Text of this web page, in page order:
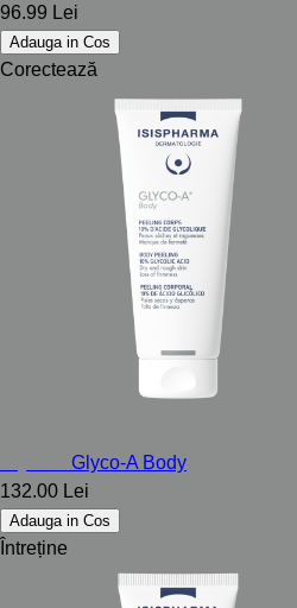
96.99 Lei
Adauga in Cos
Corectează
Glyco-A Body
132.00 Lei
Adauga in Cos
Întreține